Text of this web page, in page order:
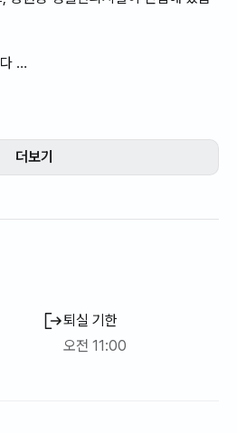
단독으로 사용하실 수 있습니다.
무아래 감성적인 조명과 함께 로맨틱
더보기
퇴실 기한
오전 11:00